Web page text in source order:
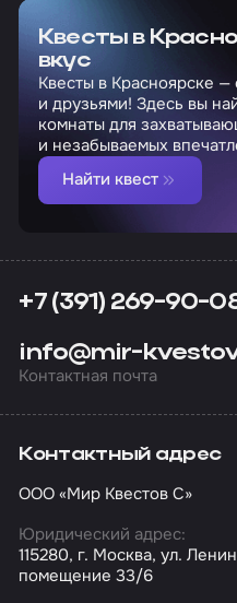
Квесты в
вкус
Квесты в Красноярске
и друзьями! Здесь вы
комнаты для
и незабываемых
Найти квест
+7 (391) 269-90-
info@mir-
Контактная почта
Контактный адрес
ООО «Мир Квестов С»
Юридический адрес:
115280, г. Москва, ул.
помещение 33/6